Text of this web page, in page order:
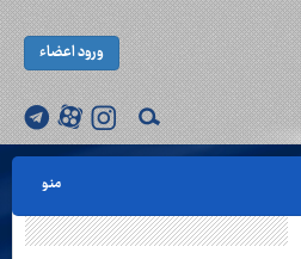
ورود اعضاء
منو